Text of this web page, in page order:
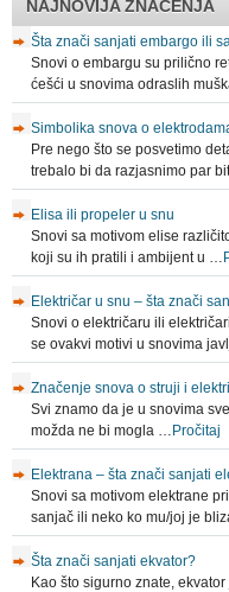
NAJNOVIJA ZNAČENJA
Šta znači sanjati embargo ili
Snovi o embargu su prilično
ćešći u snovima odraslih
Simbolika snova o
Pre nego što se posvetimo
trebalo bi da razjasnimo par
Elisa ili propeler u snu
Snovi sa motivom elise
koji su ih pratili i ambijent u …
Električar u snu – šta znači
Snovi o električaru ili
se ovakvi motivi u snovima
Značenje snova o struji i
Svi znamo da je u snovima
možda ne bi mogla …Pročitaj
Elektrana – šta znači sanjati
Snovi sa motivom elektrane
sanjač ili neko ko mu/joj je
Šta znači sanjati ekvator?
Kao što sigurno znate,